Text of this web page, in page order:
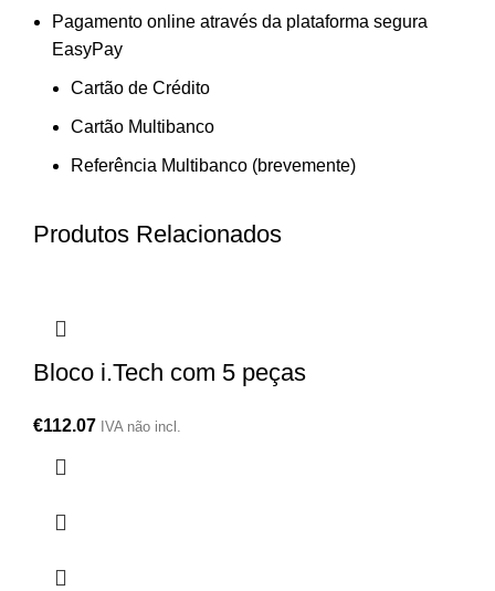
Pagamento online através da plataforma segura
EasyPay
Cartão de Crédito
Cartão Multibanco
Referência Multibanco (brevemente)
Produtos Relacionados
Bloco i.Tech com 5 peças
€112.07 IVA não incl.